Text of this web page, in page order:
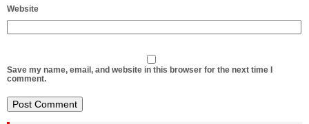
Website
Save my name, email, and website in this browser for the next time I
comment.